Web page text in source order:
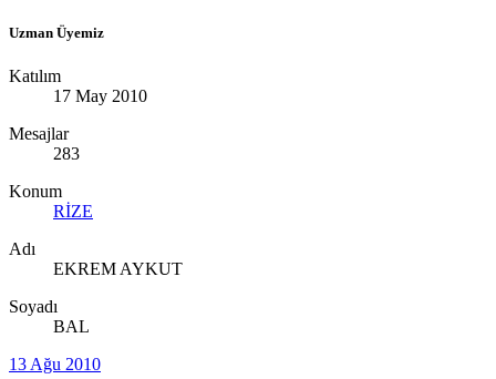
Uzman Üyemiz
Katılım
17 May 2010
Mesajlar
283
Konum
RİZE
Adı
EKREM AYKUT
Soyadı
BAL
13 Ağu 2010